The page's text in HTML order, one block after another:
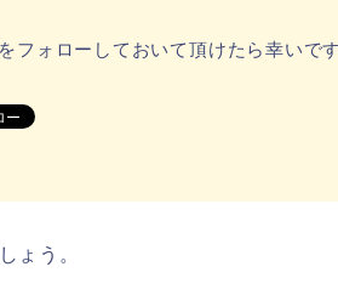
フォローしておいて頂けたら幸いで
ょう。